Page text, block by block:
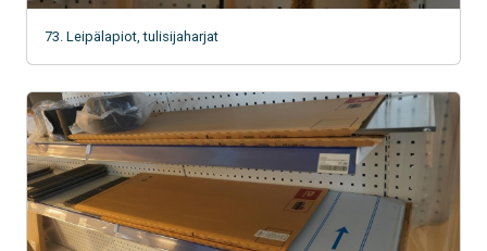
73. Leipälapiot, tulisijaharjat